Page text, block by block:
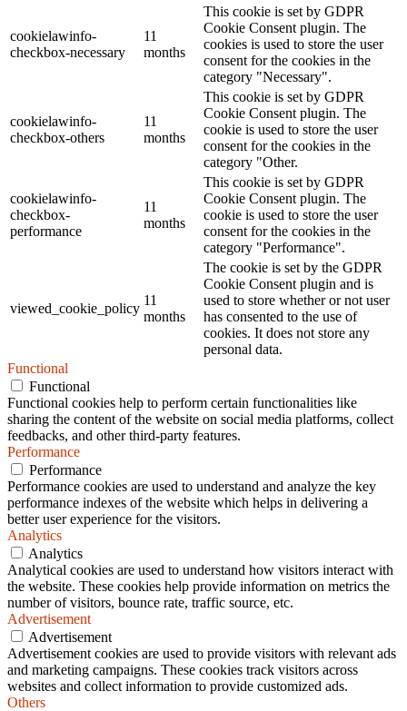
cookielawinfo-
checkbox-necessary
11
months
This cookie is set by GDPR
Cookie Consent plugin. The
cookies is used to store the user
consent for the cookies in the
category "Necessary".
cookielawinfo-
checkbox-others
11
months
This cookie is set by GDPR
Cookie Consent plugin. The
cookie is used to store the user
consent for the cookies in the
category "Other.
cookielawinfo-
checkbox-
performance
11
months
This cookie is set by GDPR
Cookie Consent plugin. The
cookie is used to store the user
consent for the cookies in the
category "Performance".
viewed_cookie_policy
11
months
The cookie is set by the GDPR
Cookie Consent plugin and is
used to store whether or not user
has consented to the use of
cookies. It does not store any
personal data.
Functional
Functional
Functional cookies help to perform certain functionalities like
sharing the content of the website on social media platforms, collect
feedbacks, and other third-party features.
Performance
Performance
Performance cookies are used to understand and analyze the key
performance indexes of the website which helps in delivering a
better user experience for the visitors.
Analytics
Analytics
Analytical cookies are used to understand how visitors interact with
the website. These cookies help provide information on metrics the
number of visitors, bounce rate, traffic source, etc.
Advertisement
Advertisement
Advertisement cookies are used to provide visitors with relevant ads
and marketing campaigns. These cookies track visitors across
websites and collect information to provide customized ads.
Others